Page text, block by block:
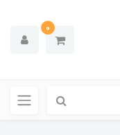
0